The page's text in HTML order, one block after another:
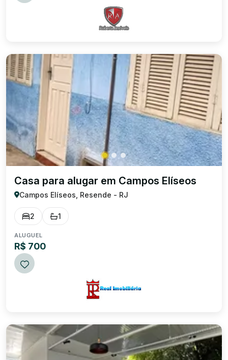
Casa para alugar em Campos Elíseos
Campos Elíseos, Resende - RJ
2 1
ALUGUEL
R$ 700